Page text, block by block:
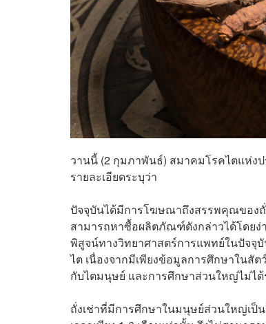
วานนี้ (2 กุมภาพันธ์) สมาคมโรคไตแห่งป
รายละเอียดระบุว่า
ปัจจุบันได้มีการโฆษณาถึงสรรพคุณของ
สามารถหาซื้อผลิตภัณฑ์ดังกล่าวได้โดยง่
พิสูจน์ทางวิทยาศาสตร์การแพทย์ในปัจจุ
ไต เนื่องจากมีเพียงข้อมูลการศึกษาในสั
กับไตมนุษย์ และการศึกษาส่วนใหญ่ไม่ได้
ถั่งเช่าที่มีการศึกษาในมนุษย์ส่วนใหญ่เป็